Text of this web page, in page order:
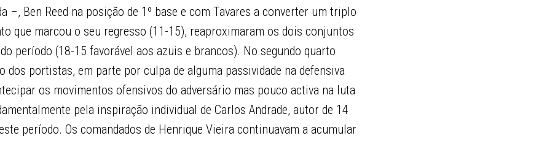
–, Ben Reed na posição de 1º base e com Tavares a converter um triplo
que marcou o seu regresso (11-15), reaproximaram os dois conjuntos
período (18-15 favorável aos azuis e brancos). No segundo quarto
dos portistas, em parte por culpa de alguma passividade na defensiva
os movimentos ofensivos do adversário mas pouco activa na luta
pela inspiração individual de Carlos Andrade, autor de 14
período. Os comandados de Henrique Vieira continuavam a acumular